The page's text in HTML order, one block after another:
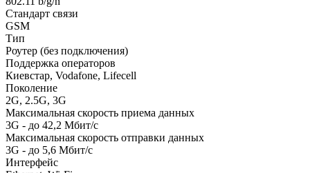
Стандарт связи
GSM
Тип
Роутер (без подключения)
Поддержка операторов
Киевстар, Vodafone, Lifecell
Поколение
2G, 2.5G, 3G
Максимальная скорость приема данных
3G - до 42,2 Мбит/с
Максимальная скорость отправки данных
3G - до 5,6 Мбит/c
Интерфейс